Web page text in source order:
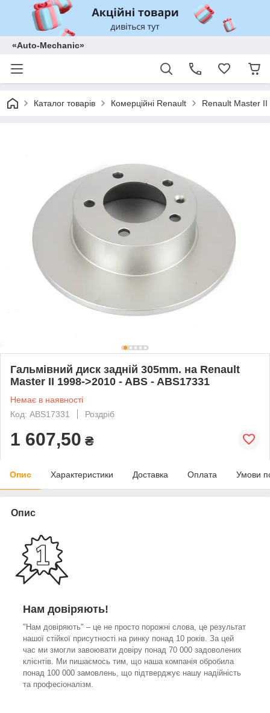
«Auto-Mechanic»
Каталог товарів Комерційні Renault Renault Master
Гальмівний диск задній 305mm. на Renault
Master II 1998->2010 - ABS - ABS17331
Немає в наявності
Код: ABS17331
Роздріб
1 607,50 ₴
Опис Характеристики Доставка Оплата Умови
Опис
Нам довіряють!
"Нам довіряють" – це не просто порожні слова, це результат
нашої стійкої присутності на ринку понад 10 років. За цей
час ми змогли завоювати довіру понад 70 000 задоволених
клієнтів. Ми пишаємось тим, що наша компанія обробила
понад 100 000 замовлень, що підтверджує нашу надійність
та професіоналізм.